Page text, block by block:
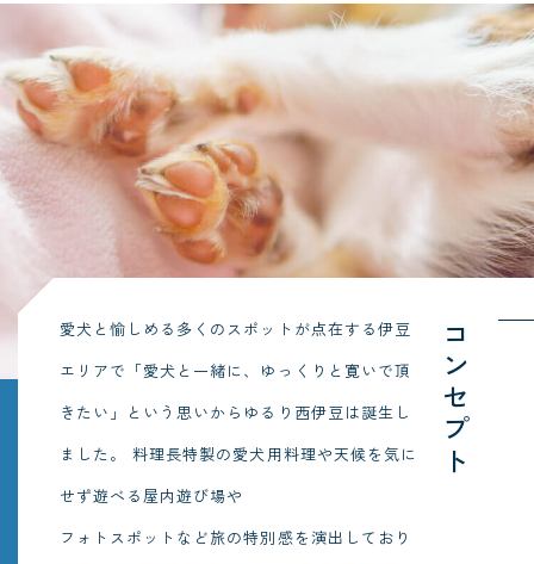
コンセプト
愛犬と愉しめる多くのスポットが点在する伊豆
エリアで「愛犬と一緒に、ゆっくりと寛いで頂
きたい」という思いからゆるり西伊豆は誕生し
ました。
料理長特製の愛犬用料理や天候を気に
せず遊べる屋内遊び場や
フォトスポットなど旅の特別感を演出しており